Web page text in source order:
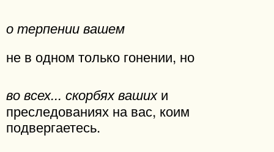
о терпении вашем
не в одном только гонении, но
во всех... скорбях вашихи
преследованиях на вас, коим
подвергаетесь.